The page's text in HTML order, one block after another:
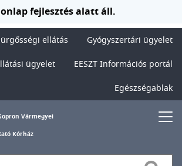
fejlesztés alatt áll.
ellátás
Gyógyszertári ügyelet
ügyelet
EESZT Információs portál
Egészségablak
Vármegyei
Kórház